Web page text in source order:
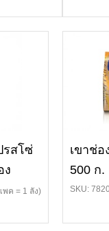
รสโซ่
ง
พค = 1 ลัง)
เขาช่อ
500 ก
SKU: